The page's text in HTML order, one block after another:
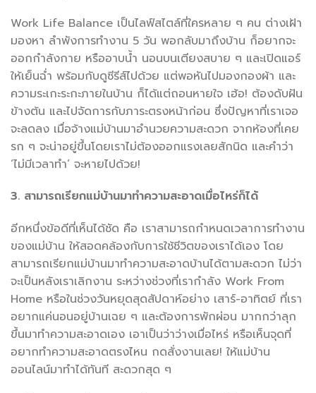
Work Life Balance เป็นไลฟ์สไตล์ที่ใครหลาย ๆ คน ต่างเฝ้า
มองหา ลำพังการทำงาน 5 วัน พอกลับมาถึงบ้าน ก็อยากจะ
ออกกำลังกาย หรืออาบน้ำ นอนบนเตียงสบาย ๆ และเปิดแอร์
ให้เย็นฉ่ำ พร้อมกับดูซีรีส์ไปด้วย แต่พอหันไปมองกองผ้า และ
ความระเกะระกะภายในบ้าน ก็ได้แต่ถอนหายใจ เฮ้อ! ต้องดับฝัน
ข้างต้น และไปจัดการกับภาระตรงหน้าก่อน ซึ่งปัญหาที่เราเจอ
จะลดลง เมื่อจ้างแม่บ้านมาอำนวยความสะดวก จากห้องที่เคย
รก ๆ จะน่าอยู่ขึ้นโดยเราไม่ต้องออกแรงเลยสักนิด และคำว่า
‘ไม่มีเวลาทำ’ จะหายไปด้วย!
3. สามารถเรียกแม่บ้านมาทำความสะอาดเมื่อไหร่ก็ได้
อีกหนึ่งข้อดีที่เห็นได้ชัด คือ เราสามารถกำหนดเวลาการทำงาน
ของแม่บ้าน ให้สอดคล้องกับการใช้ชีวิตของเราได้เอง โดย
สามารถเรียกแม่บ้านมาทำความสะอาดบ้านได้ตามสะดวก ไม่ว่า
จะเป็นหลังเราเลิกงาน ระหว่างช่วงที่เรากำลัง Work From
Home หรือในช่วงวันหยุดสุดสัปดาห์อย่าง เสาร์-อาทิตย์ ที่เรา
อยากแค่นอนอยู่บ้านเฉย ๆ และต้องการพักผ่อน มากกว่าลุก
ขึ้นมาทำความสะอาดเอง เอาเป็นว่าว่างเมื่อไหร่ หรือเห็นจุดที่
อยากทำความสะอาดตรงไหน กดสั่งงานเลย! ให้แม่บ้าน
ออนไลน์มาทำได้ทันที สะดวกสุด ๆ